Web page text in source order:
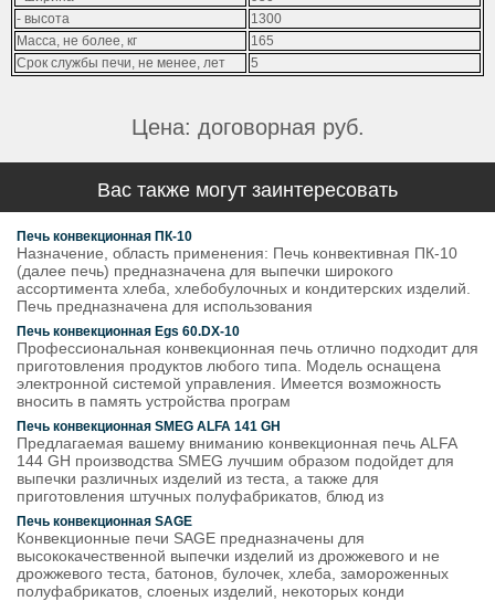
- высота
1300
Масса, не более, кг
165
Срок службы печи, не менее, лет
5
Цена: договорная руб.
Вас также могут заинтересовать
Печь конвекционная ПК-10
Назначение, область применения: Печь конвективная ПК-10
(далее печь) предназначена для выпечки широкого
ассортимента хлеба, хлебобулочных и кондитерских изделий.
Печь предназначена для использования
Печь конвекционная Egs 60.DX-10
Профессиональная конвекционная печь отлично подходит для
приготовления продуктов любого типа. Модель оснащена
электронной системой управления. Имеется возможность
вносить в память устройства програм
Печь конвекционная SMEG ALFA 141 GH
Предлагаемая вашему вниманию конвекционная печь ALFA
144 GH производства SMEG лучшим образом подойдет для
выпечки различных изделий из теста, а также для
приготовления штучных полуфабрикатов, блюд из
Печь конвекционная SAGE
Конвекционные печи SAGE предназначены для
высококачественной выпечки изделий из дрожжевого и не
дрожжевого теста, батонов, булочек, хлеба, замороженных
полуфабрикатов, слоеных изделий, некоторых конди